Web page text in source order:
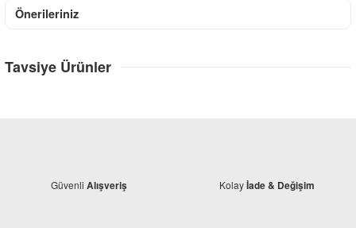
Önerileriniz
Tavsiye Ürünler
Güvenli Alışveriş Kolayİade & Değişim